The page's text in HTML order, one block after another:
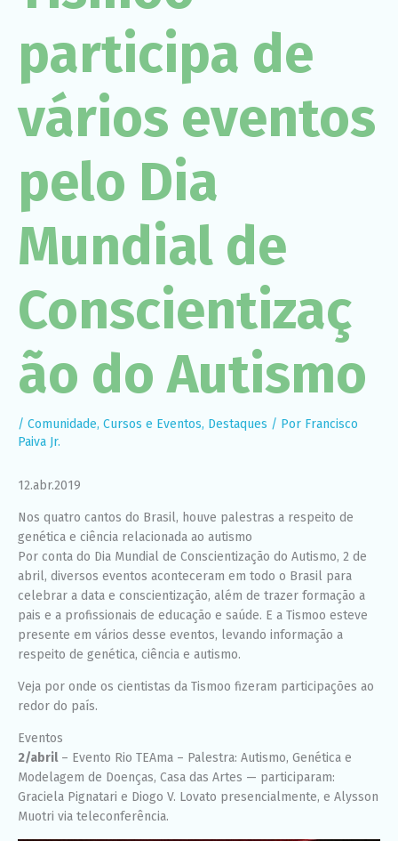
participa de
vários eventos
pelo Dia
Mundial de
Conscientizaç
ão do Autismo
/ Comunidade, Cursos e Eventos, Destaques / Por Francisco
Paiva Jr.
12.abr.2019
Nos quatro cantos do Brasil, houve palestras a respeito de
genética e ciência relacionada ao autismo
Por conta do Dia Mundial de Conscientização do Autismo, 2 de
abril, diversos eventos aconteceram em todo o Brasil para
celebrar a data e conscientização, além de trazer formação a
pais e a profissionais de educação e saúde. E a Tismoo esteve
presente em vários desse eventos, levando informação a
respeito de genética, ciência e autismo.
Veja por onde os cientistas da Tismoo fizeram participações ao
redor do país.
Eventos
2/abril– Evento Rio TEAma – Palestra: Autismo, Genética e
Modelagem de Doenças, Casa das Artes — participaram:
Graciela Pignatari e Diogo V. Lovato presencialmente, e Alysson
Muotri via teleconferência.
opcionais. São
necessários
do site.
e a estrutura
do site, com
como o site é
usado.
Experiência
Para que o
nosso site
melhor
algumas
funcionalidades
do site.
Marketing
Ao compartilhar
seus interesses
comportamento
ao visitar nosso
conteúdo e
ofertas
personalizadas.